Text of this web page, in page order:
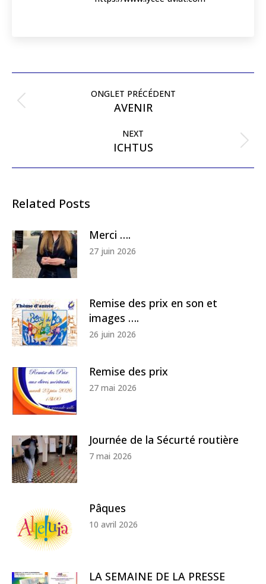
Post
navigation ONGLET PRÉCÉDENT
Previous
AVENIR
NEXT
Next
ICHTUS
Related Posts
Merci ….
27 juin 2026
Remise des prix en son et
images ….
26 juin 2026
Remise des prix
27 mai 2026
Journée de la Sécurté routière
7 mai 2026
Pâques
10 avril 2026
LA SEMAINE DE LA PRESSE